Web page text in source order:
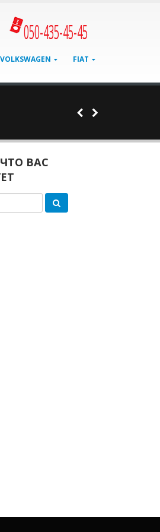
050-435-45-45
VOLKSWAGEN FIAT
ВАС